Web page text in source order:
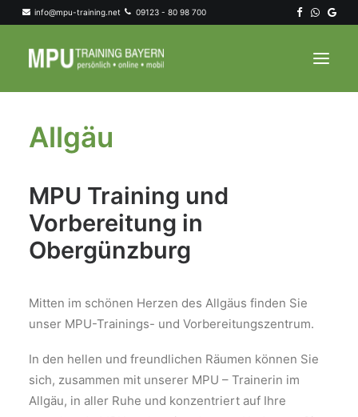
info@mpu-training.net 09123 - 80 98 700
MPU Startseite
MPU Allgemein
Trainer & Regionen
Kontakt
Allgäu
MPU Training und
Vorbereitung in
Obergünzburg
Mitten im schönen Herzen des Allgäus finden Sie
unser MPU-Trainings- und Vorbereitungszentrum.
In den hellen und freundlichen Räumen können Sie
sich, zusammen mit unserer MPU – Trainerin im
Allgäu, in aller Ruhe und konzentriert auf Ihre